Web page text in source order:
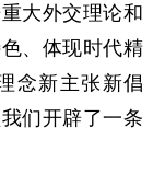
大外交理论和
、体现时代精
念新主张新倡
们开辟了一条